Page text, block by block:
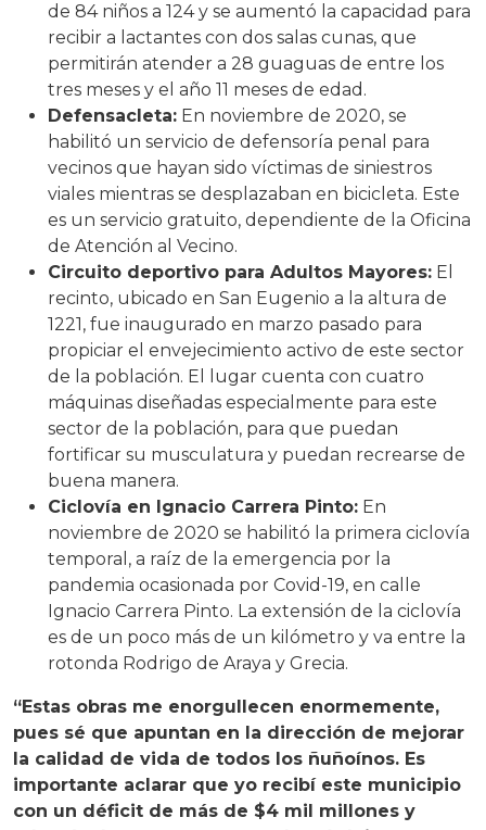
de 84 niños a 124 y se aumentó la capacidad para
recibir a lactantes con dos salas cunas, que
permitirán atender a 28 guaguas de entre los
tres meses y el año 11 meses de edad.
Defensacleta: En noviembre de 2020, se
habilitó un servicio de defensoría penal para
vecinos que hayan sido víctimas de siniestros
viales mientras se desplazaban en bicicleta. Este
es un servicio gratuito, dependiente de la Oficina
de Atención al Vecino.
Circuito deportivo para Adultos Mayores: El
recinto, ubicado en San Eugenio a la altura de
1221, fue inaugurado en marzo pasado para
propiciar el envejecimiento activo de este sector
de la población. El lugar cuenta con cuatro
máquinas diseñadas especialmente para este
sector de la población, para que puedan
fortificar su musculatura y puedan recrearse de
buena manera.
Ciclovía en Ignacio Carrera Pinto: En
noviembre de 2020 se habilitó la primera ciclovía
temporal, a raíz de la emergencia por la
pandemia ocasionada por Covid-19, en calle
Ignacio Carrera Pinto. La extensión de la ciclovía
es de un poco más de un kilómetro y va entre la
rotonda Rodrigo de Araya y Grecia.
“Estas obras me enorgullecen enormemente,
pues sé que apuntan en la dirección de mejorar
la calidad de vida de todos los ñuñoínos. Es
importante aclarar que yo recibí este municipio
con un déficit de más de $4 mil millones y